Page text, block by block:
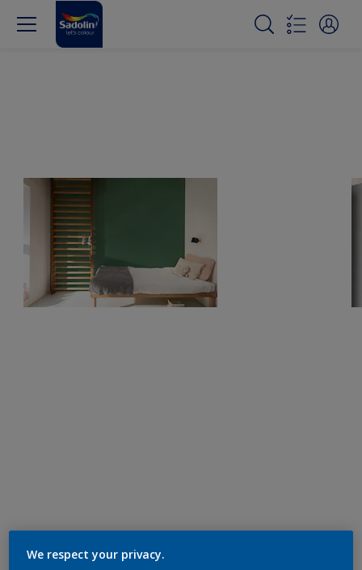
We respect your privacy.